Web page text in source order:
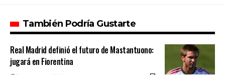
También Podría Gustarte
Real Madrid definió el futuro de Mastantuono:
jugará en Fiorentina